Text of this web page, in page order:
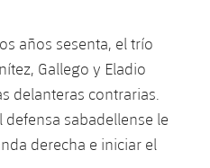
años sesenta, el trío
Gallego y Eladio
delanteras contrarias.
defensa sabadellense le
derecha e iniciar el